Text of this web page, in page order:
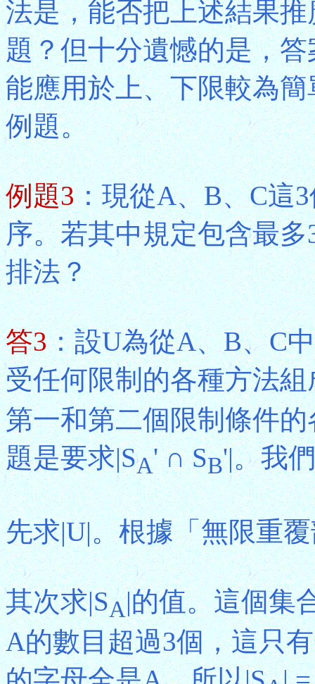
法是，能否把上述結果推
題？但十分遺憾的是，
能應用於上、下限較為
例題。
例題3：現從A、B、C這
序。若其中規定包含最
排法？
答3：設U為從A、B、C
受任何限制的各種方法組
第一和第二個限制條件
題是要求|SA' ∩ SB'|。我
先求|U|。根據「無限重
其次求|SA|的值。這個集
A的數目超過3個，這只